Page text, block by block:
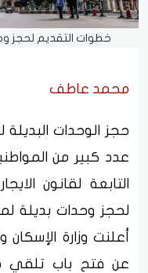
خطوات التقديم لحجز
محمد عاطف
حجز الوحدات البديلة
عدد كبير من
التابعة لقانون
لحجز وحدات بديلة
أعلنت وزارة
عن فتح باب تلقي